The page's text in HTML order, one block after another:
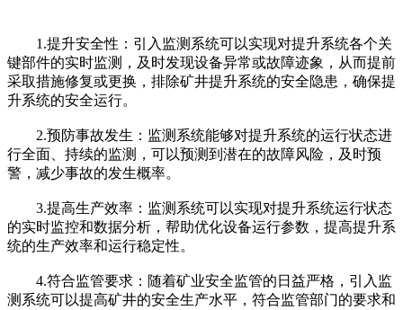
1.提升安全性：引入监测系统可以实现对提升系统各个关
键部件的实时监测，及时发现设备异常或故障迹象，从而提前
采取措施修复或更换，排除矿井提升系统的安全隐患，确保提
升系统的安全运行。
2.预防事故发生：监测系统能够对提升系统的运行状态进
行全面、持续的监测，可以预测到潜在的故障风险，及时预
警，减少事故的发生概率。
3.提高生产效率：监测系统可以实现对提升系统运行状态
的实时监控和数据分析，帮助优化设备运行参数，提高提升系
统的生产效率和运行稳定性。
4.符合监管要求：随着矿业安全监管的日益严格，引入监
测系统可以提高矿井的安全生产水平，符合监管部门的要求和